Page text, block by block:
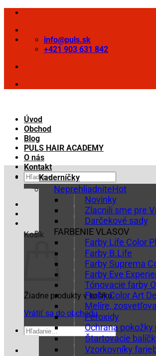
Skip
content
info@puls.sk
+421 903 631 842
Úvod
Obchod
Blog
PULS HAIR ACADEMY
O nás
Kontakt
Hľadať:
Košík
Žiadne produkty v košíku.
Vrátiť sa do obchodu
Hľadať:
Kaderníčky
Neprehliadnite
Novinky
Zlacnili sme pre
Darčekové sady
FARBENIE VLASOV
Farby Life Color
Farby B.Life
Farby Suprema
Farby Eve
Tónovacie farby
Farby Color Art
Melíre,
Peroxidy
Ochrana pokožky
Štartovacie
Vzorkovníky